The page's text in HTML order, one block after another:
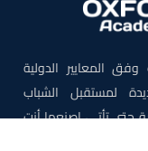
المعايير الدولية
لمستقبل الشباب
حتى تأتي، اصنعها أنت